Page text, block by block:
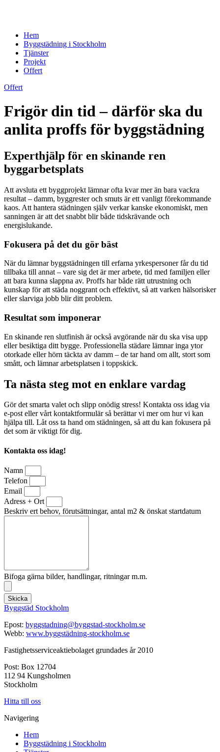
Hem
Byggstädning i Stockholm
Tjänster
Projekt
Offert
Offert
Frigör din tid – därför ska du
anlita proffs för byggstädning
Experthjälp för en skinande ren
byggarbetsplats
Att avsluta ett byggprojekt lämnar ofta kvar mer än bara vackra
resultat – damm, byggrester och smuts är ett vanligt förekommande
kaos. Att hantera städningen själv verkar kanske ekonomiskt, men
sanningen är att det snabbt blir både tidskrävande och
energislukande.
Fokusera på det du gör bäst
När du lämnar byggstädningen till erfarna yrkespersoner får du tid
tillbaka till annat – vare sig det är mer arbete, tid med familjen eller
att bara kunna slappna av. Proffs har både rätt utrustning och
kunskap för att städa noggrant och effektivt, så att varken hälsorisker
eller slarviga jobb blir ditt problem.
Resultat som imponerar
En skinande ren slutfinish är också avgörande när du ska visa upp
eller besiktiga ditt bygge. Professionella städare lämnar inga ytor
otorkade eller hörn täckta av damm – de tar hand om allt, stort som
smått, och lämnar arbetsplatsen i toppskick.
Ta nästa steg mot en enklare vardag
Gör det smarta valet och slipp onödig stress! Kontakta oss idag via
e-post eller vårt kontaktformulär så berättar vi mer om hur vi kan
hjälpa till. Låt oss ta hand om städningen, så att du kan fokusera på
det som är viktigt för dig.
Kontakta oss idag!
Namn
Telefon
Email
Adress + Ort
Beskriv ert behov, förutsättningar, antal m2 & önskat startdatum
Bifoga gärna bilder, handlingar, ritningar m.m.
Skicka
Byggstäd Stockholm
Epost: byggstadning@byggstad-stockholm.se
Webb: www.byggstädning-stockholm.se
Fastighetsserviceaktiebolaget grundades år 2010
Post: Box 12704
112 94 Kungsholmen
Stockholm
Hitta till oss
Navigering
Hem
Byggstädning i Stockholm